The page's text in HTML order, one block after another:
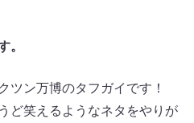
。
ツン万博のタフガイです！
ど笑えるようなネタをやりが